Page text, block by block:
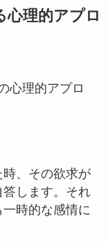
心理的アプロ
心理的アプロ
、その欲求が
します。それ
時的な感情に